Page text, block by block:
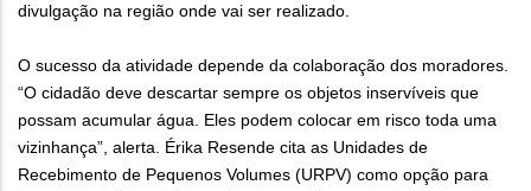
divulgação na região onde vai ser realizado.
O sucesso da atividade depende da colaboração dos moradores.
“O cidadão deve descartar sempre os objetos inservíveis que
possam acumular água. Eles podem colocar em risco toda uma
vizinhança”, alerta. Érika Resende cita as Unidades de
Recebimento de Pequenos Volumes (URPV) como opção para